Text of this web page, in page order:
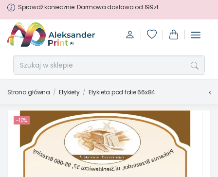
Sprawdź koniecznie: Darmowa dostawa od 199zł
Strona główna Etykiety Etykieta pod folie 66x84
-10%